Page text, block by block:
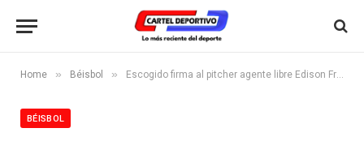
Home » Béisbol » Escogido firma al pitcher agente libre Edison Frías quien lanzó para Colombia en la Serie del Caribe 2021
BÉISBOL